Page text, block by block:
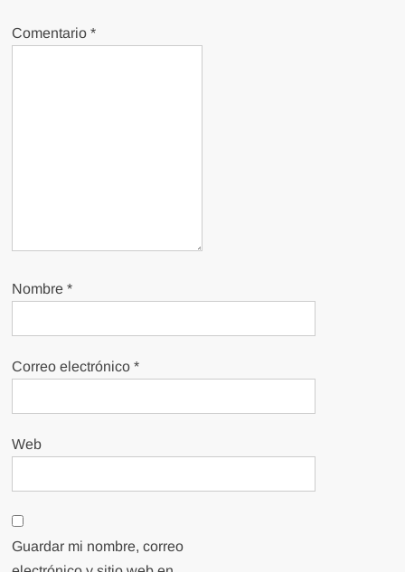
Comentario*
Nombre*
Correo electrónico*
Web
Guardar mi nombre, correo